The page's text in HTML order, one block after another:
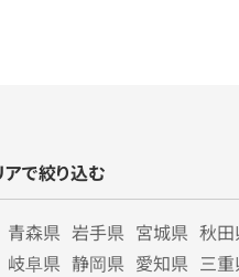
で絞り込む
青森県 岩手県 宮城県 秋田
岐阜県 静岡県 愛知県 三重